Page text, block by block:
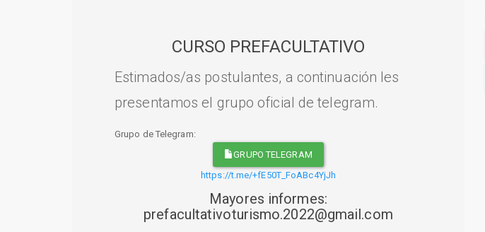
CURSO PREFACULTATIVO
Estimados/as postulantes, a continuación les
presentamos el grupo oficial de telegram.
Grupo de Telegram:
GRUPO TELEGRAM
https://t.me/+fE50T_FoABc4YjJh
Mayores informes:
prefacultativoturismo.2022@gmail.com